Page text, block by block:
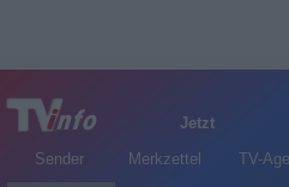
Jetzt
Sender
Merkzettel TV-